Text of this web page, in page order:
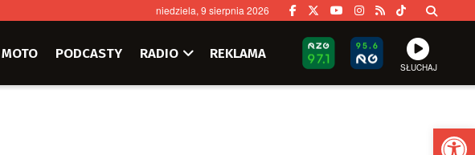
niedziela, 9 sierpnia 2026
MOTO PODCASTY RADIO REKLAMA
SŁUCHAJ